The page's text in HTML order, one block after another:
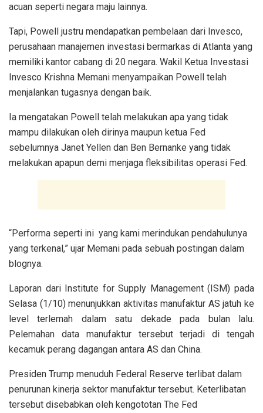
acuan seperti negara maju lainnya.
Tapi, Powell justru mendapatkan pembelaan dari Invesco,
perusahaan manajemen investasi bermarkas di Atlanta yang
memiliki kantor cabang di 20 negara. Wakil Ketua Investasi
Invesco Krishna Memani menyampaikan Powell telah
menjalankan tugasnya dengan baik.
Ia mengatakan Powell telah melakukan apa yang tidak
mampu dilakukan oleh dirinya maupun ketua Fed
sebelumnya Janet Yellen dan Ben Bernanke yang tidak
melakukan apapun demi menjaga fleksibilitas operasi Fed.
“Performa seperti ini yang kami merindukan pendahulunya
yang terkenal,” ujar Memani pada sebuah postingan dalam
blognya.
Laporan dari Institute for Supply Management (ISM) pada
Selasa (1/10) menunjukkan aktivitas manufaktur AS jatuh ke
level terlemah dalam satu dekade pada bulan lalu.
Pelemahan data manufaktur tersebut terjadi di tengah
kecamuk perang dagangan antara AS dan China.
Presiden Trump menuduh Federal Reserve terlibat dalam
penurunan kinerja sektor manufaktur tersebut. Keterlibatan
tersebut disebabkan oleh kengototan The Fed